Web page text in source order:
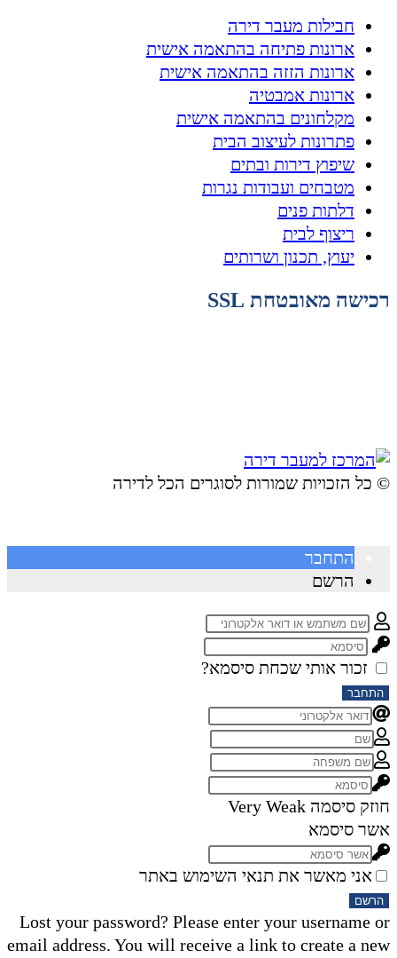
חבילות מעבר דירה
ארונות פתיחה בהתאמה אישית
ארונות הזזה בהתאמה אישית
ארונות אמבטיה
מקלחונים בהתאמה אישית
פתרונות לעיצוב הבית
שיפוץ דירות ובתים
מטבחים ועבודות נגרות
דלתות פנים
ריצוף לבית
יעוץ, תכנון ושרותים
רכישה מאובטחת SSL
© ​כל הזכויות שמורות לסוגרים הכל לדירה
התחבר
הרשם
זכור אותי שכחת סיסמא?
התחבר
חוזק סיסמה Very Weak
אשר סיסמא
אני מאשר את תנאי השימוש באתר
הרשם
Lost your password? Please enter your username or
email address. You will receive a link to create a new